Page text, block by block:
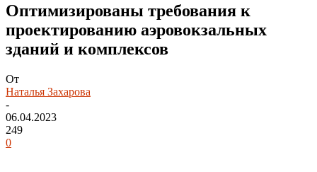
Оптимизированы требования к
проектированию аэровокзальных
зданий и комплексов
От
Наталья Захарова
-
06.04.2023
249
0